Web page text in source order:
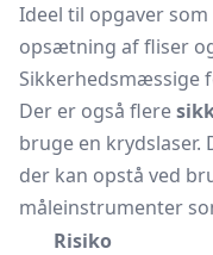
Ideel til opgaver
opsætning af fliser
Sikkerhedsmæssige
Der er også flere
bruge en krydslaser.
der kan opstå ved
måleinstrumenter
Risiko